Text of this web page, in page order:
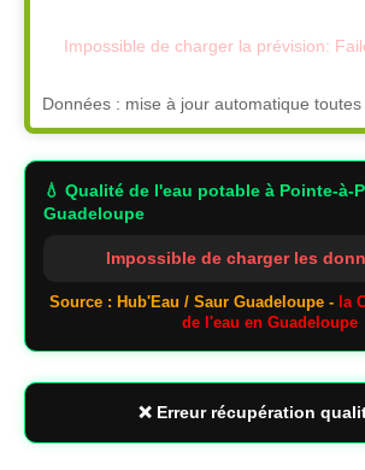
Impossible de charger la prévision:
Données : mise à jour automatique toutes
💧 Qualité de l'eau potable à Pointe-à-
Guadeloupe
Impossible de charger les
Source : Hub'Eau / Saur Guadeloupe - la
de l'eau en Guadeloupe
❌ Erreur récupération